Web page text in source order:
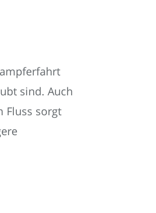
sind. Auch
Fluss sorgt